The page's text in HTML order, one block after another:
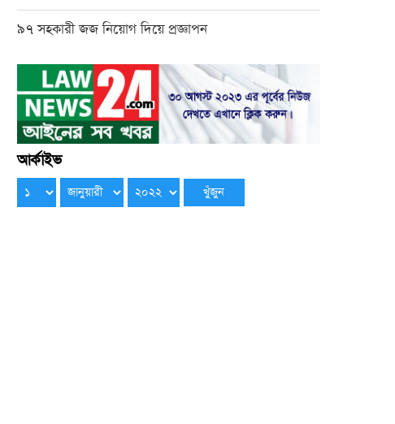
৯৭ সহকারী জজ নিয়োগ দিয়ে প্রজ্ঞাপন
আর্কাইভ